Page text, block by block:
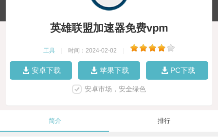
英雄联盟加速器免费vpm
工具 时间：2024-02-02
安卓下载 苹果下载 PC下载
安卓市场，安全绿色
简介 排行